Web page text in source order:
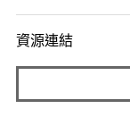
資源連結